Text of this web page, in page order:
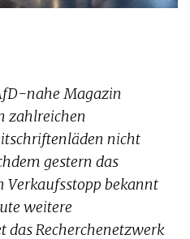
nahe Magazin
zahlreichen
nicht
gestern das
Verkaufsstopp bekannt
weitere
Recherchenetzwerk